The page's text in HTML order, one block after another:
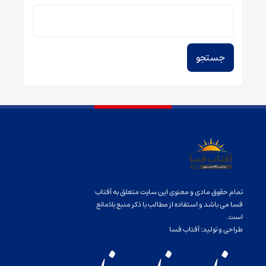
تمام حقوق مادی و معنوی این سایت متعلق به آفتاب
فسا می باشد و استفاده از مطالب با ذکر منبع بلامانع
است.
طراحی و تولید:آفتاب فسا